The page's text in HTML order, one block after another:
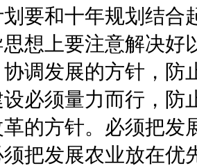
要和十年规划结合
想上要注意解决好
调发展的方针，防
必须量力而行，防
的方针。必须把发
把发展农业放在优